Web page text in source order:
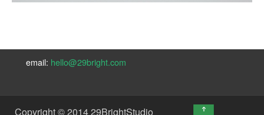
email: hello@29bright.com
Copyright © 2014 29BrightStudio
↑